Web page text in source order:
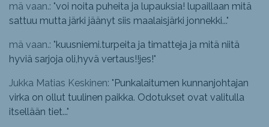
mä vaan.: "voi noita puheita ja lupauksia! lupaillaan mitä
sattuu mutta järki jäänyt siis maalaisjärki jonnekki..."
mä vaan.: "kuusniemi.turpeita ja timatteja ja mitä niitä
hyviä sarjoja oli,hyvä vertaus!!jes!"
Jukka Matias Keskinen: "Punkalaitumen kunnanjohtajan
virka on ollut tuulinen paikka. Odotukset ovat valitulla
itsellään tiet..."